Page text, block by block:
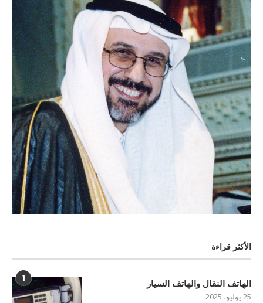
الأكثر قراءة
1 الهاتف النقال والهاتف السيار
25 يوليو، 2025